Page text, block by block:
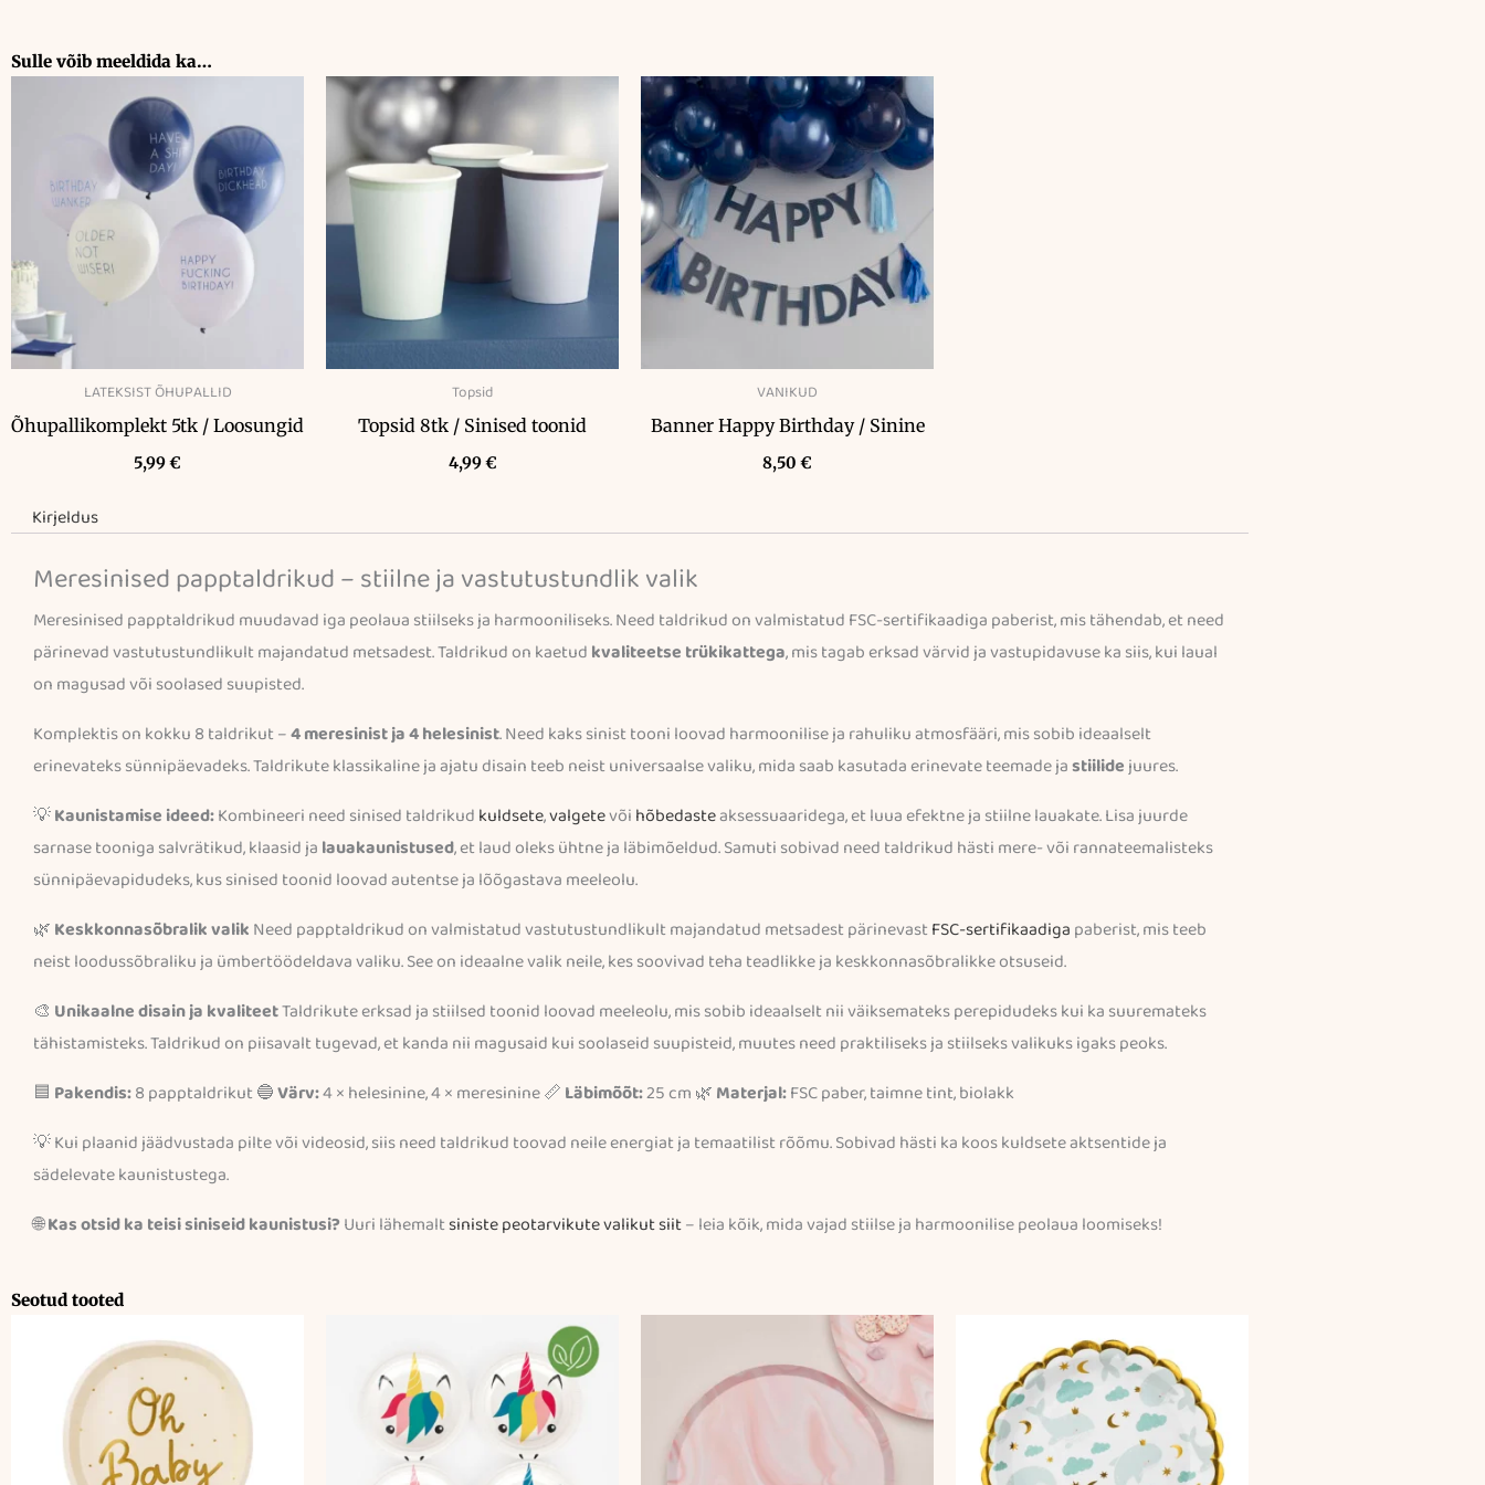
Sulle võib meeldida ka…
LATEKSIST ÕHUPALLID
Õhupallikomplekt 5tk / Loosungid
5,99€
Topsid
Topsid 8tk / Sinised toonid
4,99€
VANIKUD
Banner Happy Birthday / Sinine
8,50 €
Kirjeldus
Meresinised papptaldrikud – stiilne ja vastutustundlik valik
Meresinised papptaldrikud muudavad iga peolaua stiilseks ja harmooniliseks. Need taldrikud on valmistatud FSC-sertifikaadiga paberist, mis tähendab, et need
pärinevad vastutustundlikult majandatud metsadest. Taldrikud on kaetud kvaliteetse trükikattega, mis tagab erksad värvid ja vastupidavuse ka siis, kui laual
on magusad või soolased suupisted.
Komplektis on kokku 8 taldrikut –4 meresinist ja 4 helesinist. Need kaks sinist tooni loovad harmoonilise ja rahuliku atmosfääri, mis sobib ideaalselt
erinevateks sünnipäevadeks. Taldrikute klassikaline ja ajatu disain teeb neist universaalse valiku, mida saab kasutada erinevate teemade jastiilide juures.
💡Kaunistamise ideed:Kombineeri need sinised taldrikud kuldsete,valgetevõi hõbedasteaksessuaaridega, et luua efektne ja stiilne lauakate. Lisa juurde
sarnase tooniga salvrätikud, klaasid ja lauakaunistused, et laud oleks ühtne ja läbimõeldud. Samuti sobivad need taldrikud hästi mere- või rannateemalisteks
sünnipäevapidudeks, kus sinised toonid loovad autentse ja lõõgastava meeleolu.
🌿 Keskkonnasõbralik valik Need papptaldrikud on valmistatud vastutustundlikult majandatud metsadest pärinevastFSC-sertifikaadiga paberist, mis teeb
neist loodussõbraliku ja ümbertöödeldava valiku. See on ideaalne valik neile, kes soovivad teha teadlikke ja keskkonnasõbralikke otsuseid.
🎨 Unikaalne disain ja kvaliteetTaldrikute erksad ja stiilsed toonid loovad meeleolu, mis sobib ideaalselt nii väiksemateks perepidudeks kui ka suuremateks
tähistamisteks. Taldrikud on piisavalt tugevad, et kanda nii magusaid kui soolaseid suupisteid, muutes need praktiliseks ja stiilseks valikuks igaks peoks.
🟦 Pakendis:8 papptaldrikut 🔵Värv:4 × helesinine, 4 × meresinine 📏 Läbimõõt:25 cm 🌿 Materjal:FSC paber, taimne tint, biolakk
💡 Kui plaanid jäädvustada pilte või videosid, siis need taldrikud toovad neile energiat ja temaatilist rõõmu. Sobivad hästi ka koos kuldsete aktsentide ja
sädelevate kaunistustega.
🌐Kas otsid ka teisi siniseid kaunistusi?Uuri lähemaltsiniste peotarvikute valikut siit– leia kõik, mida vajad stiilse ja harmoonilise peolaua loomiseks!
Seotud tooted